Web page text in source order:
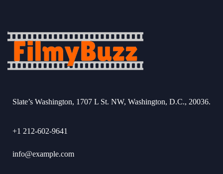
Slate’s Washington, 1707 L St. NW, Washington, D.C., 20036.
+1 212-602-9641
info@example.com